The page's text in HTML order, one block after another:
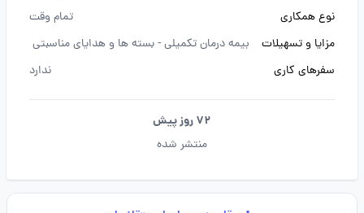
نوع همکاری
تمام وقت
مزایا و تسهیلات
بیمه درمان تکمیلی -بسته ها و هدایای مناسبتی
سفرهای کاری
ندارد
72 روز پیش
منتشر شده